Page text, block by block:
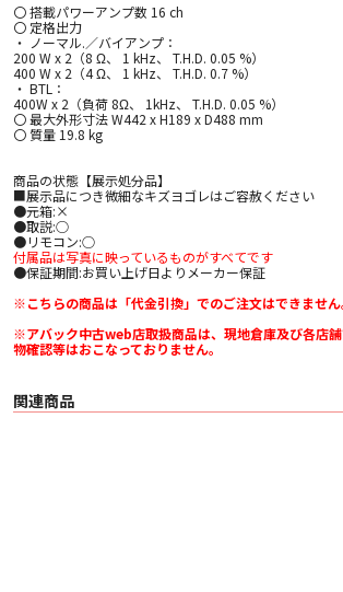
〇 搭載パワーアンプ数 16 ch
〇 定格出力
・ ノーマル.／バイアンプ：
200 W x 2（8 Ω、 1 kHz、 T.H.D. 0.05 %）
400 W x 2（4 Ω、 1 kHz、 T.H.D. 0.7 %）
・ BTL：
400W x 2（負荷 8Ω、 1kHz、 T.H.D. 0.05 %）
〇 最大外形寸法 W442 x H189 x D488 mm
〇 質量 19.8 kg
商品の状態【展示処分品】
■展示品につき微細なキズヨゴレはご容赦ください
●元箱:×
●取説:○
●リモコン:○
付属品は写真に映っているものがすべてです
●保証期間:お買い上げ日よりメーカー保証
※こちらの商品は「代金引換」でのご注文はできません
※アバック中古web店取扱商品は、現地倉庫及び各店
物確認等はおこなっておりません。
関連商品